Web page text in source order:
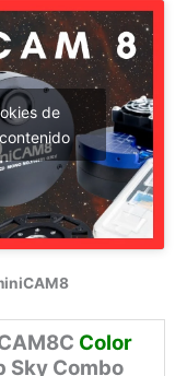
de
Color
Sky Combo